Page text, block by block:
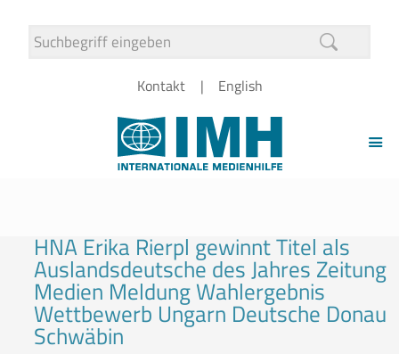
Kontakt English
HNA Erika Rierpl gewinnt Titel als
Auslandsdeutsche des Jahres Zeitung
Medien Meldung Wahlergebnis
Wettbewerb Ungarn Deutsche Donau
Schwäbin